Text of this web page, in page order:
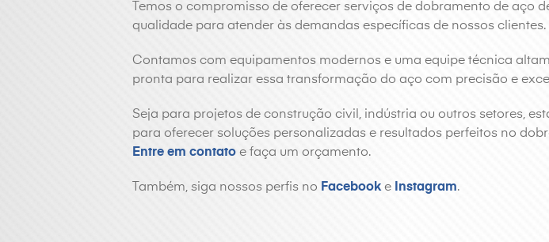
Temos o compromisso de oferecer serviços de dobramento de aço
qualidade para atender às demandas específicas de nossos clientes.
Contamos com equipamentos modernos e uma equipe técnica
pronta para realizar essa transformação do aço com precisão e
Seja para projetos de construção civil, indústria ou outros setores,
para oferecer soluções personalizadas e resultados perfeitos no
Entre em contato e faça um orçamento.
Também, siga nossos perfis no Facebooke Instagram.